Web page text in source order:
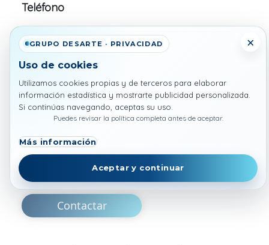
×
GRUPO DESARTE · PRIVACIDAD
Uso de cookies
Utilizamos cookies propias y de terceros para elaborar
información estadística y mostrarte publicidad personalizada.
Si continúas navegando, aceptas su uso.
Puedes revisar la política completa antes de aceptar.
Más información
Aceptar y continuar
Teléfono
Empresa
¿Cómo podemos ayudarte?
He leído y acepto laPolítica de
privacidad y condiciones de uso
Contactar